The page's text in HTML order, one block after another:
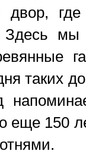
двор,
Здесь
таких
150